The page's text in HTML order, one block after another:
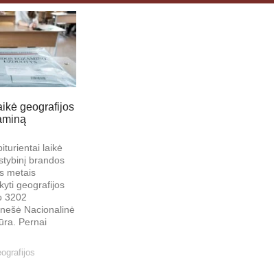
geografijos
laikė
brandos
metais
geografijos
3202
Nacionalinė
Pernai